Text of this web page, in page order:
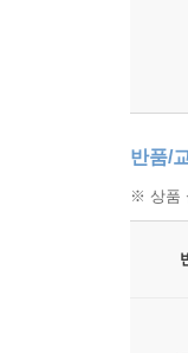
반품/
※ 상품